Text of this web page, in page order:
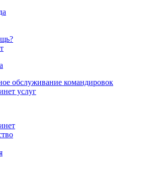
обслуживание командировок
услуг